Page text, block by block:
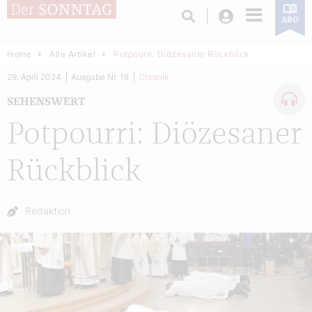
Login ABO
Home Alle Artikel Potpourri: Diözesaner Rückblick
Potpourri: Diözesaner
Rückblick
SEHENSWERT
29. April 2024 Ausgabe Nr. 18 Chronik
Autor:
Redaktion